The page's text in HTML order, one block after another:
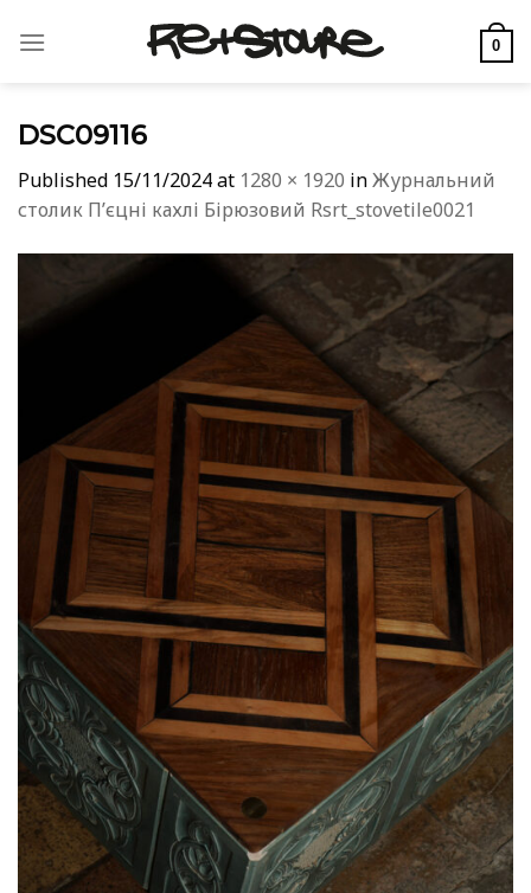
0
DSC09116
Published 15/11/2024at 1280 × 1920 inЖурнальний
столик Пʼєцні кахлі Бірюзовий Rsrt_stovetile0021